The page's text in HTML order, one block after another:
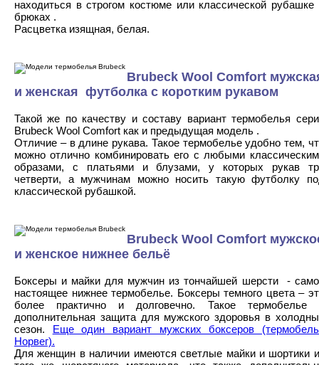
находиться в строгом костюме или классической рубашке
брюках .
Расцветка изящная, белая.
Brubeck Wool Comfort
и женская футболка с коротким рукавом
Такой же по качеству и составу вариант термобелья
Brubeck Wool Comfort как и предыдущая модель .
Отличие – в длине рукава. Такое термобелье удобно тем,
можно отлично комбинировать его с любыми
образами, с платьями и блузами, у которых рукав
четверти, а мужчинам можно носить такую футболку
классической рубашкой.
Brubeck Wool Comfort
и женское нижнее бельё
Боксеры и майки для мужчин из тончайшей шерсти -
настоящее нижнее термобелье. Боксеры темного цвета –
более практично и долговечно. Такое термобелье
дополнительная защита для мужского здоровья в
сезон. Еще один вариант мужских боксеров
Норвег).
Для женщин в наличии имеются светлые майки и шортики